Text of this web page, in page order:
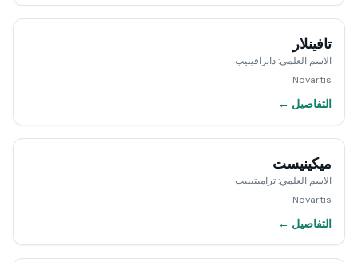
تافينلار
الاسم العلمي:دابرافينيب
Novartis
التفاصيل ←
ميكينيست
الاسم العلمي:تراميتينيب
Novartis
التفاصيل ←